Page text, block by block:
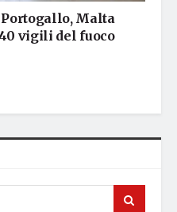
Malta
vigili del fuoco